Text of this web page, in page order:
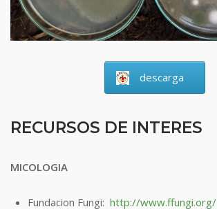
descarga
RECURSOS DE INTERES
MICOLOGIA
Fundacion Fungi: http://www.ffungi.org/